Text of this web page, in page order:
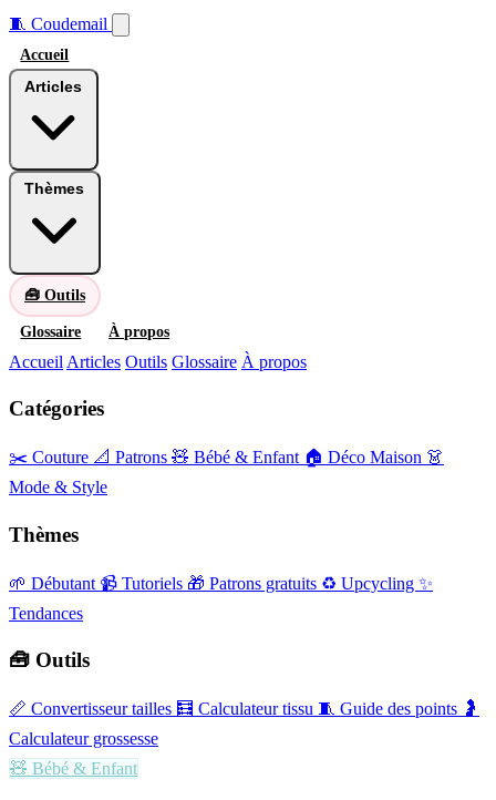
🧵 Coudemail
Accueil
🧰 Outils
Glossaire À propos
Accueil Articles Outils Glossaire À propos
Catégories
✂️ Couture 📐 Patrons 🧸 Bébé & Enfant 🏠 Déco Maison 👗
Mode & Style
Thèmes
🌱 Débutant 📹 Tutoriels 🎁 Patrons gratuits ♻️ Upcycling ✨
Tendances
🧰 Outils
📏 Convertisseur tailles 🧮 Calculateur tissu 🧵 Guide des points 🤰
Calculateur grossesse
🧸 Bébé & Enfant